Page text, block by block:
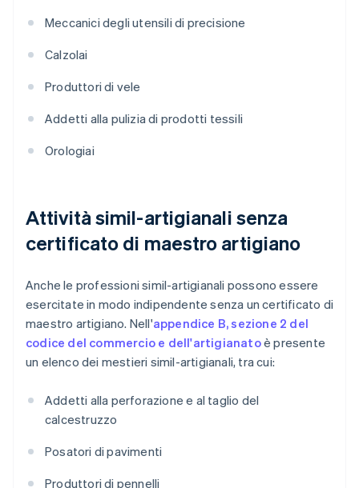
Meccanici degli utensili di precisione
Calzolai
Produttori di vele
Addetti alla pulizia di prodotti tessili
Orologiai
Attività simil-artigianali senza
certificato di maestro artigiano
Anche le professioni simil-artigianali possono essere
esercitate in modo indipendente senza un certificato di
maestro artigiano. Nell'appendice B, sezione 2 del
codice del commercio e dell'artigianatoè presente
un elenco dei mestieri simil-artigianali, tra cui:
Addetti alla perforazione e al taglio del
calcestruzzo
Posatori di pavimenti
Produttori di pennelli